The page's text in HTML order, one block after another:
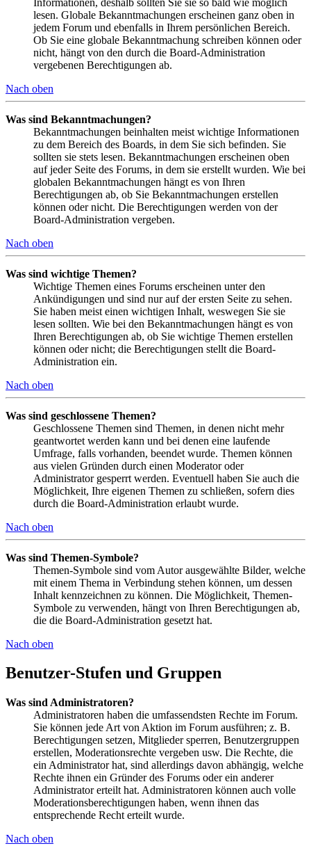
lesen. Globale Bekanntmachungen erscheinen ganz oben in
jedem Forum und ebenfalls in Ihrem persönlichen Bereich.
Ob Sie eine globale Bekanntmachung schreiben können oder
nicht, hängt von den durch die Board-Administration
vergebenen Berechtigungen ab.
Nach oben
Was sind Bekanntmachungen?
Bekanntmachungen beinhalten meist wichtige Informationen
zu dem Bereich des Boards, in dem Sie sich befinden. Sie
sollten sie stets lesen. Bekanntmachungen erscheinen oben
auf jeder Seite des Forums, in dem sie erstellt wurden. Wie bei
globalen Bekanntmachungen hängt es von Ihren
Berechtigungen ab, ob Sie Bekanntmachungen erstellen
können oder nicht. Die Berechtigungen werden von der
Board-Administration vergeben.
Nach oben
Was sind wichtige Themen?
Wichtige Themen eines Forums erscheinen unter den
Ankündigungen und sind nur auf der ersten Seite zu sehen.
Sie haben meist einen wichtigen Inhalt, weswegen Sie sie
lesen sollten. Wie bei den Bekanntmachungen hängt es von
Ihren Berechtigungen ab, ob Sie wichtige Themen erstellen
können oder nicht; die Berechtigungen stellt die Board-
Administration ein.
Nach oben
Was sind geschlossene Themen?
Geschlossene Themen sind Themen, in denen nicht mehr
geantwortet werden kann und bei denen eine laufende
Umfrage, falls vorhanden, beendet wurde. Themen können
aus vielen Gründen durch einen Moderator oder
Administrator gesperrt werden. Eventuell haben Sie auch die
Möglichkeit, Ihre eigenen Themen zu schließen, sofern dies
durch die Board-Administration erlaubt wurde.
Nach oben
Was sind Themen-Symbole?
Themen-Symbole sind vom Autor ausgewählte Bilder, welche
mit einem Thema in Verbindung stehen können, um dessen
Inhalt kennzeichnen zu können. Die Möglichkeit, Themen-
Symbole zu verwenden, hängt von Ihren Berechtigungen ab,
die die Board-Administration gesetzt hat.
Nach oben
Benutzer-Stufen und Gruppen
Was sind Administratoren?
Administratoren haben die umfassendsten Rechte im Forum.
Sie können jede Art von Aktion im Forum ausführen; z. B.
Berechtigungen setzen, Mitglieder sperren, Benutzergruppen
erstellen, Moderationsrechte vergeben usw. Die Rechte, die
ein Administrator hat, sind allerdings davon abhängig, welche
Rechte ihnen ein Gründer des Forums oder ein anderer
Administrator erteilt hat. Administratoren können auch volle
Moderationsberechtigungen haben, wenn ihnen das
entsprechende Recht erteilt wurde.
Nach oben